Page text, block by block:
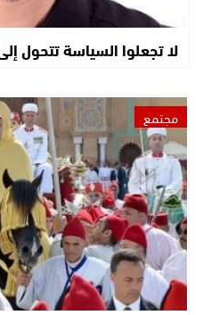
لا تجعلوا السياسة تتحول
مجتمع